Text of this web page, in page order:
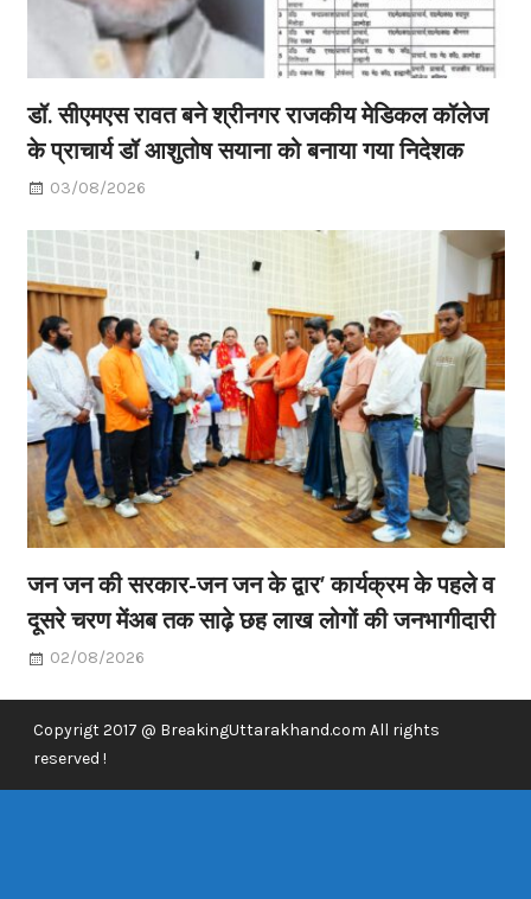
डॉ. सीएमएस रावत बने श्रीनगर राजकीय मेडिकल कॉलेज
के प्राचार्य डॉ आशुतोष सयाना को बनाया गया निदेशक
03/08/2026
जन जन की सरकार-जन जन के द्वार’ कार्यक्रम के पहले व
दूसरे चरण मेंअब तक साढ़े छह लाख लोगों की जनभागीदारी
02/08/2026
Copyrigt 2017 @ BreakingUttarakhand.com All rights
reserved !